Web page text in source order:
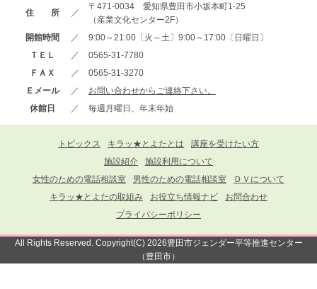
住 所 ／
〒471-0034 愛知県豊田市小坂本町1-25
（産業文化センター2F）
開館時間
／
9:00～21:00〔火～土〕9:00～17:00〔日曜日〕
ＴＥＬ
／
0565-31-7780
ＦＡＸ
／
0565-31-3270
Ｅメール
／
お問い合わせからご連絡下さい。
休館日
／ 毎週月曜日、年末年始
トピックス キラッ★とよたとは
講座を受けたい方
施設紹介
施設利用について
女性のための電話相談室
男性のための電話相談室
ＤＶについて
キラッ★とよたの取組み
お役立ち情報ナビ
お問合わせ
プライバシーポリシー
All Rights Reserved. Copyright(C) 2026豊田市ジェンダー平等推進センター
（豊田市）